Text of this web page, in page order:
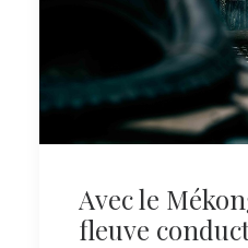
Avec le
fleuve